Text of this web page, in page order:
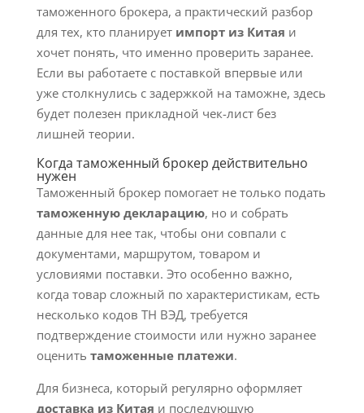
таможенного брокера, а практический разбор
для тех, кто планирует импорт из Китая и
хочет понять, что именно проверить заранее.
Если вы работаете с поставкой впервые или
уже столкнулись с задержкой на таможне, здесь
будет полезен прикладной чек-лист без
лишней теории.
Когда таможенный брокер действительно
нужен
Таможенный брокер помогает не только подать
таможенную декларацию, но и собрать
данные для нее так, чтобы они совпали с
документами, маршрутом, товаром и
условиями поставки. Это особенно важно,
когда товар сложный по характеристикам, есть
несколько кодов ТН ВЭД, требуется
подтверждение стоимости или нужно заранее
оценить таможенные платежи.
Для бизнеса, который регулярно оформляет
доставка из Китая и последующую